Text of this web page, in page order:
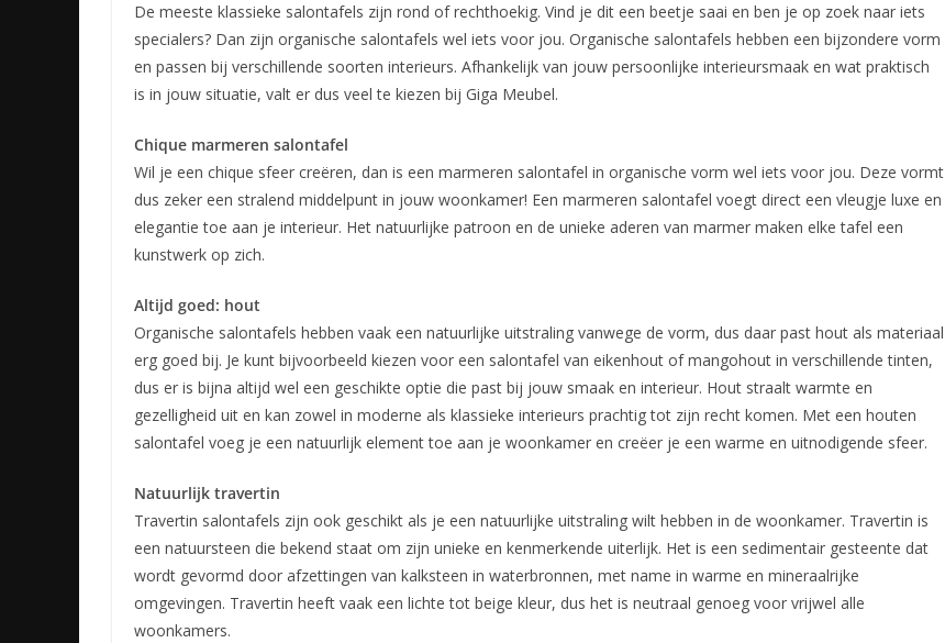
De meeste klassieke salontafels zijn rond of rechthoekig. Vind je dit een beetje saai en ben je op zoek naar iets
specialers? Dan zijn organische salontafels wel iets voor jou. Organische salontafels hebben een bijzondere vorm
en passen bij verschillende soorten interieurs. Afhankelijk van jouw persoonlijke interieursmaak en wat praktisch
is in jouw situatie, valt er dus veel te kiezen bij Giga Meubel.
Chique marmeren salontafel
Wil je een chique sfeer creëren, dan is een marmeren salontafel in organische vorm wel iets voor jou. Deze vormt
dus zeker een stralend middelpunt in jouw woonkamer! Een marmeren salontafel voegt direct een vleugje luxe en
elegantie toe aan je interieur. Het natuurlijke patroon en de unieke aderen van marmer maken elke tafel een
kunstwerk op zich.
Altijd goed: hout
Organische salontafels hebben vaak een natuurlijke uitstraling vanwege de vorm, dus daar past hout als materiaal
erg goed bij. Je kunt bijvoorbeeld kiezen voor een salontafel van eikenhout of mangohout in verschillende tinten,
dus er is bijna altijd wel een geschikte optie die past bij jouw smaak en interieur. Hout straalt warmte en
gezelligheid uit en kan zowel in moderne als klassieke interieurs prachtig tot zijn recht komen. Met een houten
salontafel voeg je een natuurlijk element toe aan je woonkamer en creëer je een warme en uitnodigende sfeer.
Natuurlijk travertin
Travertin salontafels zijn ook geschikt als je een natuurlijke uitstraling wilt hebben in de woonkamer. Travertin is
een natuursteen die bekend staat om zijn unieke en kenmerkende uiterlijk. Het is een sedimentair gesteente dat
wordt gevormd door afzettingen van kalksteen in waterbronnen, met name in warme en mineraalrijke
omgevingen. Travertin heeft vaak een lichte tot beige kleur, dus het is neutraal genoeg voor vrijwel alle
woonkamers.